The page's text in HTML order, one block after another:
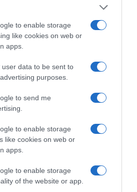
to enable storage
like cookies on web or
apps.
user data to be sent to
purposes.
to send me
to enable storage
like cookies on web or
apps.
to enable storage
of the website or app.
ΤΗΣ ΚΥΡΙΑΚΗΣ